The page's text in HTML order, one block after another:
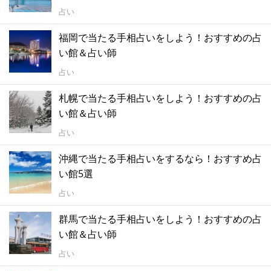
占い
福岡で当たる手相占いをしよう！おすすめの占
い館＆占い師
占い
札幌で当たる手相占いをしよう！おすすめの占
い館＆占い師
占い
沖縄で当たる手相占いをするなら！おすすめ占
い館5選
占い
群馬で当たる手相占いをしよう！おすすめの占
い館＆占い師
占い